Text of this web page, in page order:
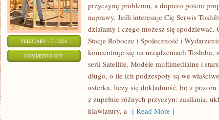
FEBRUARY - 7 - 2026
COMMENTS OFFON
METODOLOGIA
przyczynę problemu, a dopiero potem
naprawy. Jeśli interesuje Cię Serwis
działamy i czego możesz się
Stacje Robocze i Społeczność i
koncentruje się na urządzeniach
serii Satellite. Modele multimedialne i
długo, o ile ich podzespoły są we
usterka, liczy się dokładność, bo z
z zupełnie różnych przyczyn: zasilania,
klawiatury, a [ Read More ]